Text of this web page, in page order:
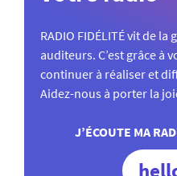
RADIO FIDÉLITÉ vit de la
auditeurs. C’est grâce à
continuer à réaliser et
Aidez-nous à porter la
J’ÉCOUTE MA